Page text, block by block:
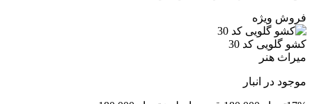
فروش ویژه
کشو گلویی کد 30
میراث هنر
موجود در انبار